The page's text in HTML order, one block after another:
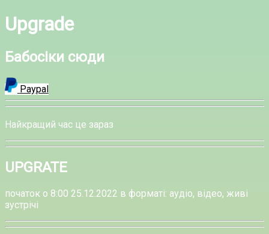
Upgrade
Бабосіки сюди
Paypal
Найкращий час це зараз
UPGRATE
початок о 8:00 25.12.2022 в форматі: аудіо, відео, живі
зустрічі